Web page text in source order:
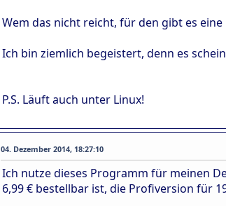
Wem das nicht reicht, für den gibt es
Ich bin ziemlich begeistert, denn es
P.S. Läuft auch unter Linux!
04. Dezember 2014, 18:27:10
Ich nutze dieses Programm für meinen
6,99 € bestellbar ist, die Profiversion für